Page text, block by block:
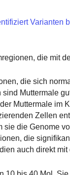
Varianten
die mit
die sich
Muttermale
Muttermale im
Zellen
die Genome
die
auch direkt